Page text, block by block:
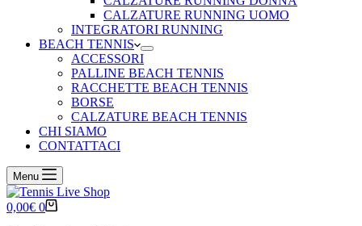
CALZATURE RUNNING UOMO
INTEGRATORI RUNNING
BEACH TENNIS
ACCESSORI
PALLINE BEACH TENNIS
RACCHETTE BEACH TENNIS
BORSE
CALZATURE BEACH TENNIS
CHI SIAMO
CONTATTACI
Menu
Carrello
0,00€ 0